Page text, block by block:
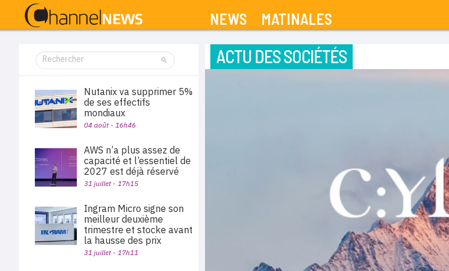
NEWS MATINALES
ACTU DES SOCIÉTÉS
Nutanix va supprimer 5%
de ses effectifs
mondiaux
04 août - 16h46
AWS n’a plus assez de
capacité et l’essentiel de
2027 est déjà réservé
31 juillet - 17h15
Ingram Micro signe son
meilleur deuxième
trimestre et stocke avant
la hausse des prix
31 juillet - 17h11